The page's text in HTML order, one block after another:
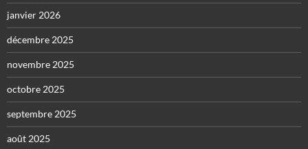
janvier 2026
décembre 2025
novembre 2025
octobre 2025
septembre 2025
août 2025